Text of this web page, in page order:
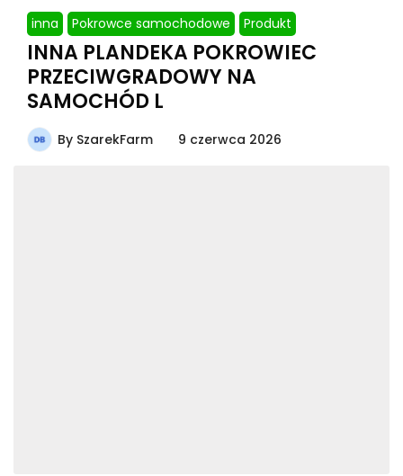
inna Pokrowce samochodowe Produkt
INNA PLANDEKA POKROWIEC
PRZECIWGRADOWY NA
SAMOCHÓD L
By SzarekFarm 9 czerwca 2026